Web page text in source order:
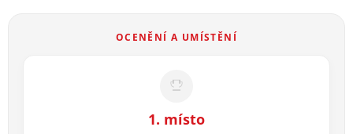
OCENĚNÍ A UMÍSTĚNÍ
1. místo